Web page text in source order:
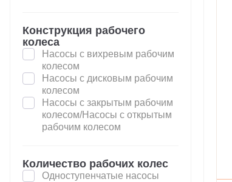
Конструкция рабочего
колеса
Насосы с вихревым рабочим
колесом
Насосы с дисковым рабочим
колесом
Насосы с закрытым рабочим
колесом/Насосы с открытым
рабочим колесом
Количество рабочих колес
Одноступенчатые насосы